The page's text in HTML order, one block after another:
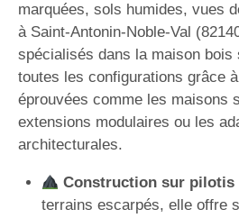
marquées, sols humides, vues
à Saint-Antonin-Noble-Val
spécialisés dans la maison bois
toutes les configurations grâce
éprouvées comme les maisons
extensions modulaires ou les
architecturales.
Construction sur pilotis
terrains escarpés, elle offre